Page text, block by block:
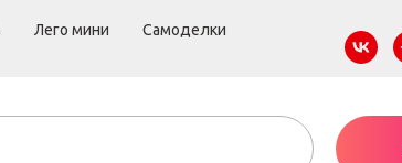
Лего мини
Самоделки